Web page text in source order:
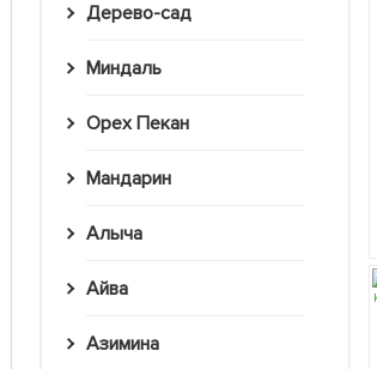
Дерево-сад
Миндаль
Орех Пекан
Мандарин
Алыча
Айва
Азимина